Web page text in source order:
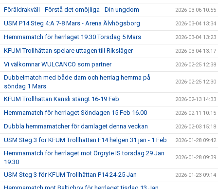
Föräldrakväll - Förstå det omöjliga - Din ungdom 2026-03-06 10:55
USM P14 Steg 4:A 7-8 Mars - Arena Älvhögsborg 2026-03-04 13:34
Hemmamatch för herrlaget 19.30 Torsdag 5 Mars 2026-03-04 13:23
KFUM Trollhättan spelare uttagen till Riksläger 2026-03-04 13:17
Vi välkomnar WULCANCO som partner 2026-02-25 12:38
Dubbelmatch med både dam och herrlag hemma på
söndag 1 Mars
2026-02-25 12:30
KFUM Trollhättan Kansli stängt 16-19 Feb 2026-02-13 14:33
Hemmamatch för herrlaget Söndagen 15 Feb 16.00 2026-02-11 10:15
Dubbla hemmamatcher för damlaget denna veckan 2026-02-03 15:18
USM Steg 3 för KFUM Trollhättan F14 helgen 31 jan - 1 Feb 2026-01-28 09:42
Hemmamatch för herrlaget mot Örgryte IS torsdag 29 Jan
19.30
2026-01-28 09:39
USM Steg 3 för KFUM Trollhättan P14 24-25 Jan 2026-01-23 09:14